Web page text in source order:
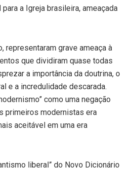
a Igreja brasileira, ameaçada
grave ameaça à
que dividiram quase todas
a importância da doutrina, o
e a incredulidade descarada.
como uma negação
primeiros modernistas era
aceitável em uma era
liberal” do Novo Dicionário